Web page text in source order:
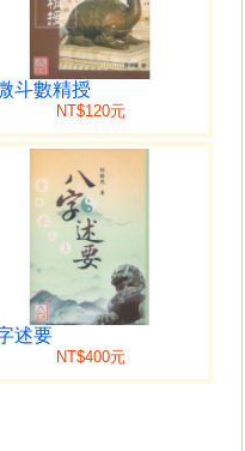
兩大章節，文堡老師將
五行計算規則，從全陽全
，透過鉅細靡遺的解
，相信您學會之後，再搭
幫助您快速打好五行八
大運的生剋合洩流通，
析、以及迷惘多數人的一
必能踏上五行八字的神奇
可謂精采絕倫，八字書
統八字的認知，如此形
外，亦公開許多實證案
證後，才能談上資格收錄
斗數精授
NT$120元
述要
NT$400元